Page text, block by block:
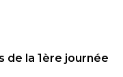
de la 1ère journée